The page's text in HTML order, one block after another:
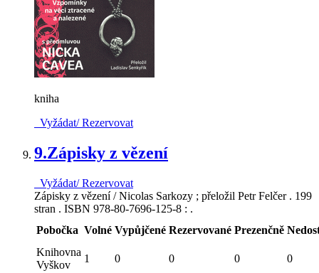
kniha
Vyžádat/ Rezervovat
9.Zápisky z vězení
Vyžádat/ Rezervovat
Zápisky z vězení / Nicolas Sarkozy ; přeložil Petr Felčer . 199
stran . ISBN 978-80-7696-125-8 : .
Pobočka Volné Vypůjčené Rezervované Prezenčně
Knihovna
Vyškov
1 0 0 0
0